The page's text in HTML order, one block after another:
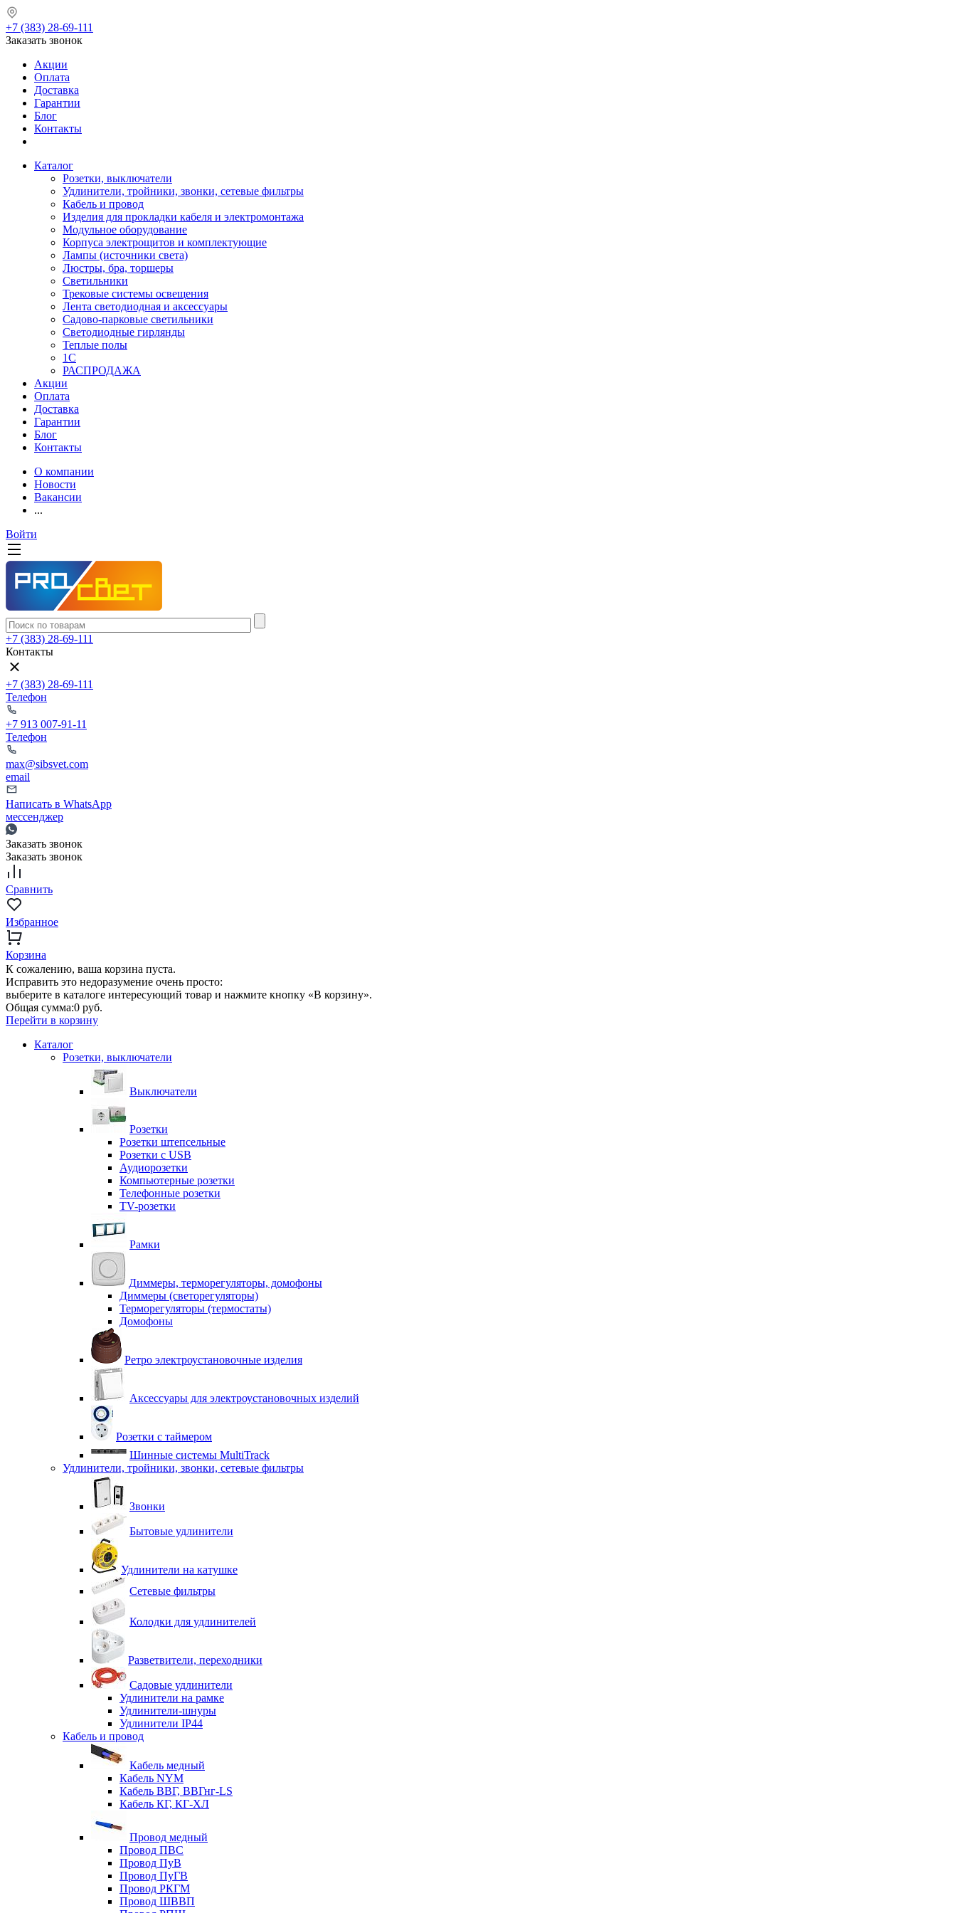
+7 (383) 28-69-111
Заказать звонок
Акции
Оплата
Доставка
Гарантии
Блог
Контакты
Каталог
Розетки, выключатели
Удлинители, тройники, звонки, сетевые фильтры
Кабель и провод
Изделия для прокладки кабеля и электромонтажа
Модульное оборудование
Корпуса электрощитов и комплектующие
Лампы (источники света)
Люстры, бра, торшеры
Светильники
Трековые системы освещения
Лента светодиодная и аксессуары
Садово-парковые светильники
Светодиодные гирлянды
Теплые полы
1С
РАСПРОДАЖА
Акции
Оплата
Доставка
Гарантии
Блог
Контакты
О компании
Новости
Вакансии
...
Войти
+7 (383) 28-69-111
Контакты
+7 (383) 28-69-111
Телефон
+7 913 007-91-11
Телефон
max@sibsvet.com
email
Написать в WhatsApp
мессенджер
Заказать звонок
Заказать звонок
Сравнить
Избранное
Корзина
К сожалению, ваша корзина пуста.
Исправить это недоразумение очень просто:
выберите в каталоге интересующий товар и нажмите кнопку «В корзину».
Общая сумма:0 руб.
Перейти в корзину
Каталог
Розетки, выключатели
Выключатели
Розетки
Розетки штепсельные
Розетки с USB
Аудиорозетки
Компьютерные розетки
Телефонные розетки
TV-розетки
Рамки
Диммеры, терморегуляторы, домофоны
Диммеры (светорегуляторы)
Терморегуляторы (термостаты)
Домофоны
Ретро электроустановочные изделия
Аксессуары для электроустановочных изделий
Розетки с таймером
Шинные системы MultiTrack
Удлинители, тройники, звонки, сетевые фильтры
Звонки
Бытовые удлинители
Удлинители на катушке
Сетевые фильтры
Колодки для удлинителей
Разветвители, переходники
Садовые удлинители
Удлинители на рамке
Удлинители-шнуры
Удлинители IP44
Кабель и провод
Кабель медный
Кабель NYM
Кабель ВВГ, ВВГнг-LS
Кабель КГ, КГ-ХЛ
Провод медный
Провод ПВС
Провод ПуВ
Провод ПуГВ
Провод РКГМ
Провод ШВВП